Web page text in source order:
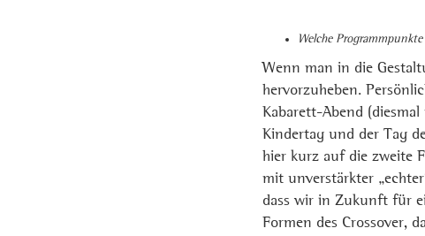
Welche
Wenn man in die
hervorzuheben.
Kabarett-Abend
Kindertag und der Tag
hier kurz auf die zweite
mit unverstärkter
dass wir in Zukunft für
Formen des Crossover,